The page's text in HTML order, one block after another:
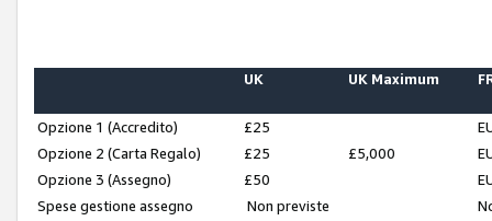
UK UK Maximum
Opzione 1 (Accredito) £25
Opzione 2 (Carta Regalo)
£25 £5,000
Opzione 3 (Assegno)
£50
Spese gestione assegno
Non previste